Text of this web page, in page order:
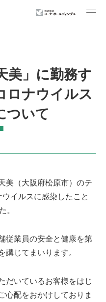
ティ
美」に勤務す
ロナウイルス
ついて
美（大阪府松原市）のテ
イルスに感染したこと
従業員の安全と健康を第
じてまいります。
だいているお客様をはじ
心配をおかけしておりま